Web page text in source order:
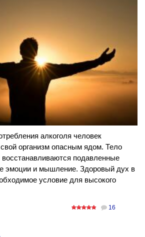
алкоголя человек
организм опасным ядом. Тело
восстанавливаются подавленные
эмоции и мышление. Здоровый дух в
условие для высокого
16